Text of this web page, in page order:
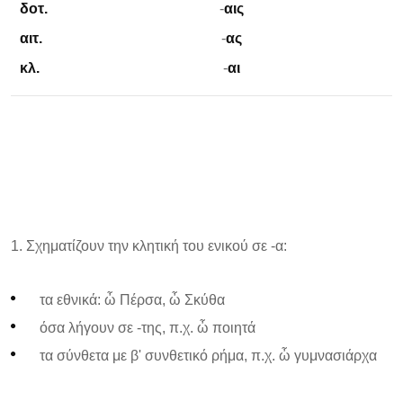
δοτ.
αιτ.
κλ.
-αις
-ας
-αι
Σχηματίζουν την κλητική του ενικού σε -α:
τα εθνικά: ὦ Πέρσα, ὦ Σκύθα
όσα λήγουν σε -της, π.χ. ὦ ποιητά
τα σύνθετα με β' συνθετικό ρήμα, π.χ. ὦ γυμνασιάρχα